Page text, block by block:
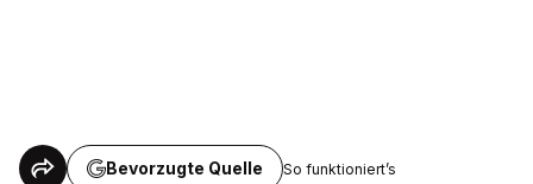
Bevorzugte Quelle So funktioniert’s